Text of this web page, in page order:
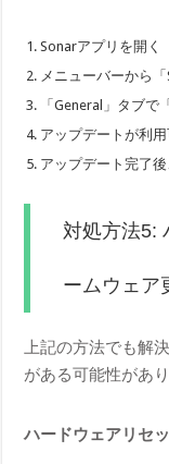
Sonarアプリを開く
メニューバーから
「General」タブ
アップデートが利
アップデート完了
対処方法5:
ームウェア
上記の方法でも解
がある可能性があり
ハードウェアリセ